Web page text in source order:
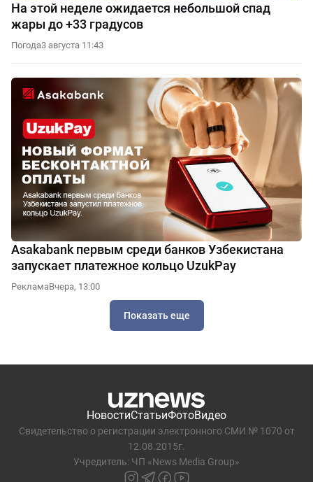
На этой неделе ожидается небольшой спад
жары до +33 градусов
Погода3 августа 11:43
Asakabank первым среди банков Узбекистана
запускает платежное кольцо UzukPay
РекламаВчера, 13:00
Показать еще
НовостиСтатьиФотоВидео
Свидетельство о регистрации электронного СМИ № 1070 от
12.08.2015г.
Учредитель: ЧП «News Media Group»